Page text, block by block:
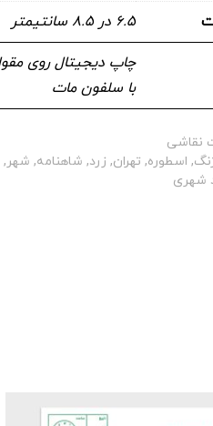
۶.۵ در ۸.۵ سانتیمتر
با سلفون مات
نقاشی
, اسطوره, تهران, زرد, شاهنامه, شهر ,
شهری